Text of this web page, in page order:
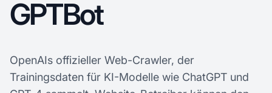
GPTBot
OpenAIs offizieller Web-Crawler, der
Trainingsdaten für KI-Modelle wie ChatGPT und